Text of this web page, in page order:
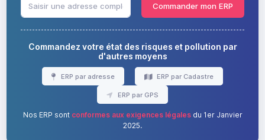
Commander mon ERP
Commandez votre état des risques et pollution par
d'autres moyens
ERP par adresse ERP par Cadastre
ERP par GPS
Nos ERP sont conformes aux exigences légalesdu 1er Janvier
2025.